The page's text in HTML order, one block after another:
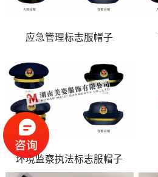
应急管理标志服帽子
环境监察执法标志服帽子